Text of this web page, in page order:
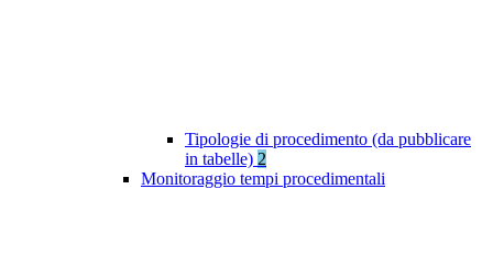
Tipologie di procedimento (da pubblicare
in tabelle) 2
Monitoraggio tempi procedimentali